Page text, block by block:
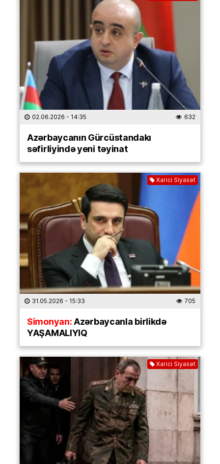
02.06.2026 - 14:35 632
Azərbaycanın Gürcüstandakı
səfirliyində yeni təyinat
Xarici Siyasət
31.05.2026 - 15:33 705
Simonyan:Azərbaycanla birlikdə
YAŞAMALIYIQ
Xarici Siyasət